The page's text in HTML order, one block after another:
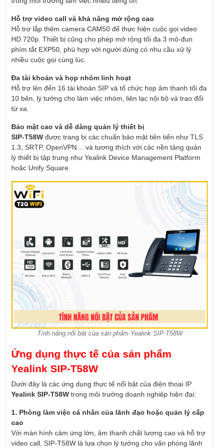
Hỗ trợ video call và khả năng mở rộng cao
Hỗ trợ lắp thêm camera CAM50 để thực hiện cuộc gọi video
HD 720p. Thiết bị cũng cho phép mở rộng tối đa 3 mô-đun
phím tắt EXP50, phù hợp với người dùng có nhu cầu xử lý
nhiều cuộc gọi cùng lúc.
Đa tài khoản và họp nhóm linh hoạt
Hỗ trợ lên đến 16 tài khoản SIP và tổ chức họp âm thanh tối đa
10 bên, lý tưởng cho làm việc nhóm, liên lạc nội bộ và trao đổi
từ xa.
Bảo mật cao và dễ dàng quản lý thiết bị
SIP-T58W được trang bị các chuẩn bảo mật tiên tiến như TLS
1.3, SRTP, OpenVPN… và tương thích với các nền tảng quản
lý thiết bị tập trung như Yealink Device Management Platform
hoặc Unify Square.
Tính năng nổi bật của sản phẩm Yealink SIP-T58W
Ứng dụng thực tế của sản phẩm
Yealink SIP-T58W
Dưới đây là các ứng dụng thực tế nổi bật của điện thoại IP
Yealink SIP-T58W trong môi trường doanh nghiệp hiện đại:
1. Phòng làm việc cá nhân của lãnh đạo hoặc quản lý cấp
cao
Với màn hình cảm ứng lớn, âm thanh chất lượng cao và hỗ trợ
video call, SIP-T58W là lựa chọn lý tưởng cho văn phòng lãnh